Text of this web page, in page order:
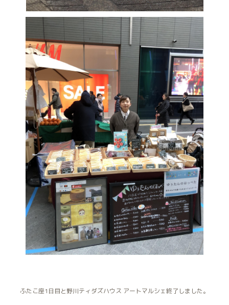
ふたこ座1日目と野川ティダズハウス アートマルシェ終了しました。